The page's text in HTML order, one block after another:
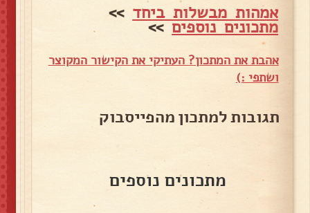
אמהות מבשלות ביחד >>
מתכונים נוספים>>
אהבת את המתכון? העתיקי את הקישור המקוצר
ושתפי :)
תגובות למתכון מהפייסבוק
מתכונים נוספים